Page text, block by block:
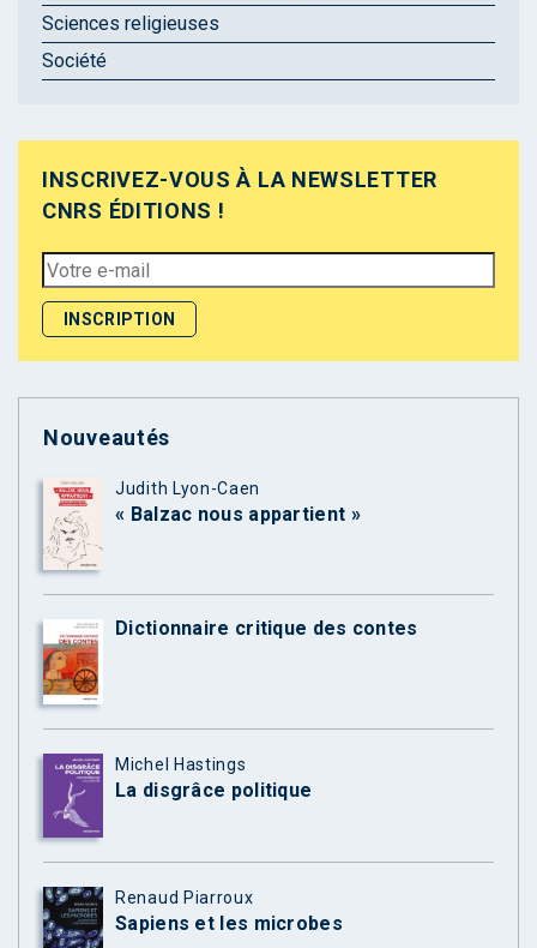
Sciences religieuses
Société
INSCRIVEZ-VOUS À LA NEWSLETTER
CNRS ÉDITIONS !
Nouveautés
Judith Lyon-Caen
« Balzac nous appartient »
Dictionnaire critique des contes
Michel Hastings
La disgrâce politique
Renaud Piarroux
Sapiens et les microbes